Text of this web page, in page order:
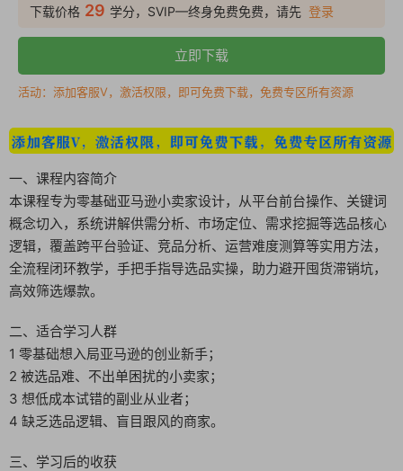
下载价格 29 学分，SVIP—终身免费免费，请先 登录
立即下载
活动：添加客服V，激活权限，即可免费下载，免费专区所有资源
一、课程内容简介
本课程专为零基础亚马逊小卖家设计，从平台前台操作、关键词
概念切入，系统讲解供需分析、市场定位、需求挖掘等选品核心
逻辑，覆盖跨平台验证、竞品分析、运营难度测算等实用方法，
全流程闭环教学，手把手指导选品实操，助力避开囤货滞销坑，
高效筛选爆款。
二、适合学习人群
1 零基础想入局亚马逊的创业新手；
2 被选品难、不出单困扰的小卖家；
3 想低成本试错的副业从业者；
4 缺乏选品逻辑、盲目跟风的商家。
三、学习后的收获